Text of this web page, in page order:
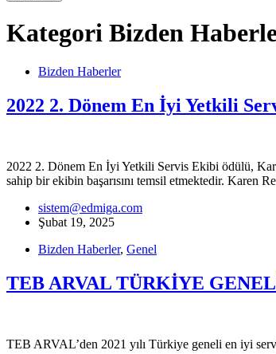
Kategori Bizden
Bizden Haberler
2022 2. Dönem En İyi Yetkili
2022 2. Dönem En İyi Yetkili Servis Ekibi ödülü,
sahip bir ekibin başarısını temsil etmektedir. Karen
sistem@edmiga.com
Şubat 19, 2025
Bizden Haberler, Genel
TEB ARVAL TÜRKİYE
TEB ARVAL’den 2021 yılı Türkiye geneli en iyi